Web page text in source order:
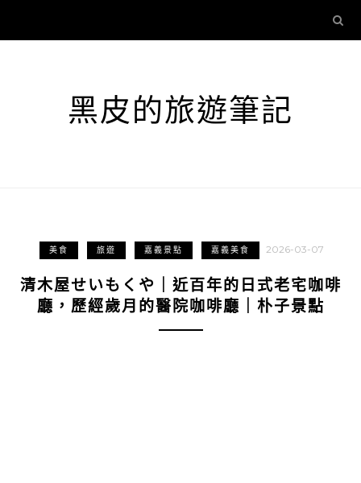
黑皮的旅遊筆記
美食 旅遊 嘉義景點 嘉義美食 2026-03-07
清木屋せいもくや｜近百年的日式老宅咖啡
廳，歷經歲月的醫院咖啡廳｜朴子景點